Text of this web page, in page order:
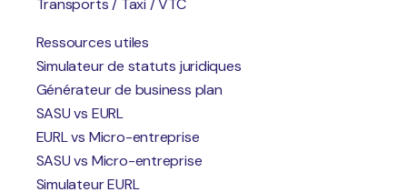
Transports / Taxi / VTC
Ressources utiles
Simulateur de statuts juridiques
Générateur de business plan
SASU vs EURL
EURL vs Micro-entreprise
SASU vs Micro-entreprise
Simulateur EURL
Découvrir l'offre de